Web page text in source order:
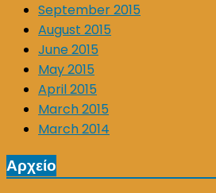
September 2015
August 2015
June 2015
May 2015
April 2015
March 2015
March 2014
Αρχείο